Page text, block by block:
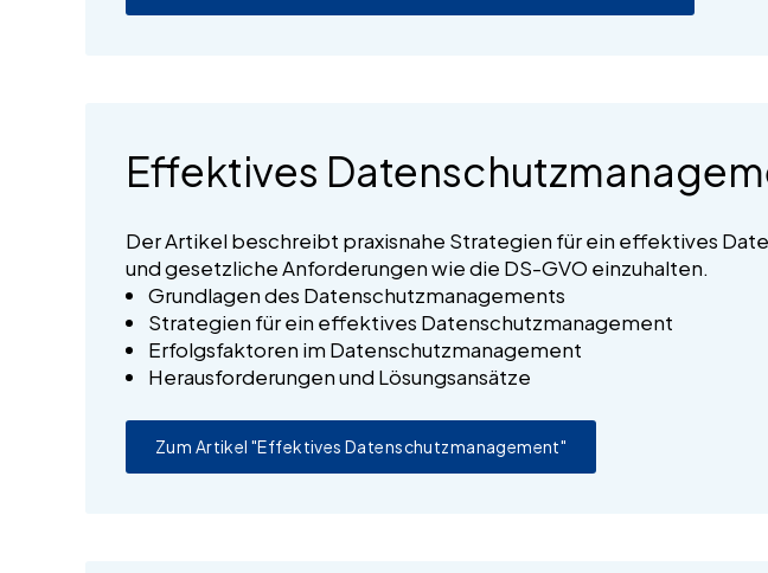
Effektives
Der Artikel beschreibt praxisnahe Strategien für ein effektives
und gesetzliche Anforderungen wie die DS-GVO einzuhalten.
Grundlagen des Datenschutzmanagements
Strategien für ein effektives Datenschutzmanagement
Erfolgsfaktoren im Datenschutzmanagement
Herausforderungen und Lösungsansätze
Zum Artikel "Effektives Datenschutzmanagement"